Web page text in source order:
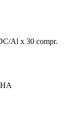
Al x 30 compr.